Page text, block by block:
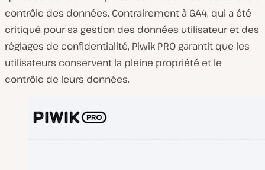
contrôle des données. Contrairement à GA4, qui a été
critiqué pour sa gestion des données utilisateur et des
réglages de confidentialité, Piwik PRO garantit que les
utilisateurs conservent la pleine propriété et le
contrôle de leurs données.